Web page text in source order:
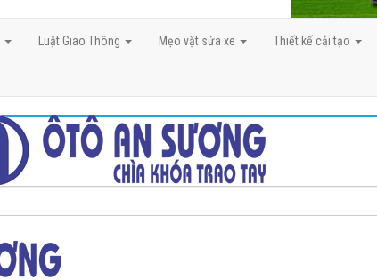
Luật Giao Thông Mẹo vặt sửa xe Thiết kế cải tạo